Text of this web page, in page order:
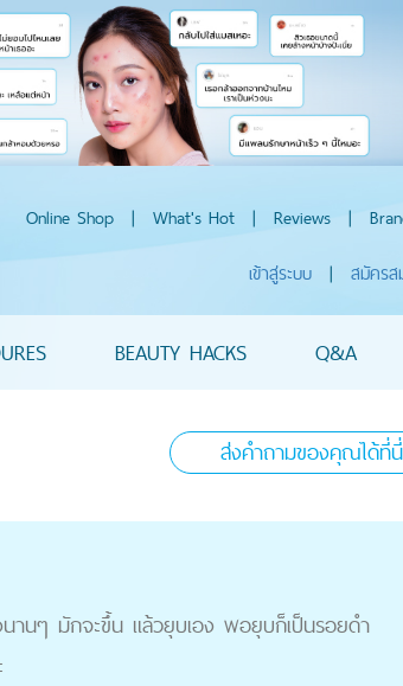
Online Shop | What's Hot | Reviews |
เข้าสู่ระบบ | สมัคร
BEAUTY HACKS Q&A
ส่งคำถามของคุณได้ที่นี่
นานๆ มักจะขึ้น แล้วยุบเอง พอยุบก็เป็นรอยดำ